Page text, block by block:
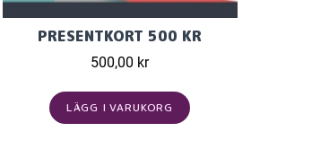
PRESENTKORT 500 KR
500,00 kr
LÄGG I VARUKORG